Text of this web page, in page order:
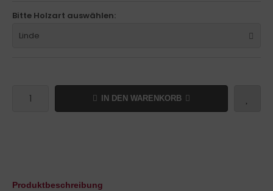
Bitte Holzart auswählen:
Linde
IN DEN WARENKORB
Produktbeschreibung